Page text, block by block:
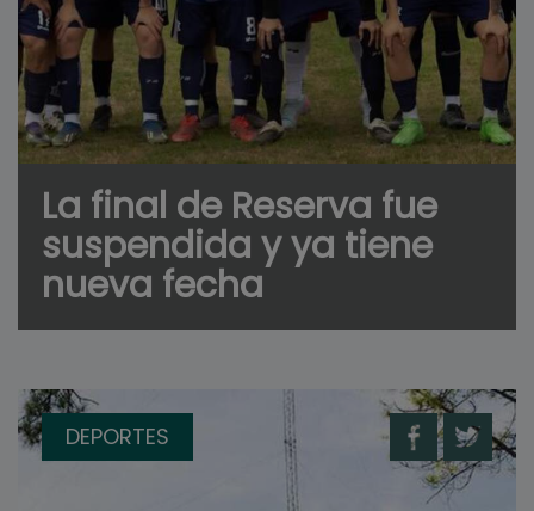
La final de Reserva fue
suspendida y ya tiene
nueva fecha
DEPORTES